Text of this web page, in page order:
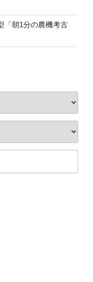
「朝1分の農機考古